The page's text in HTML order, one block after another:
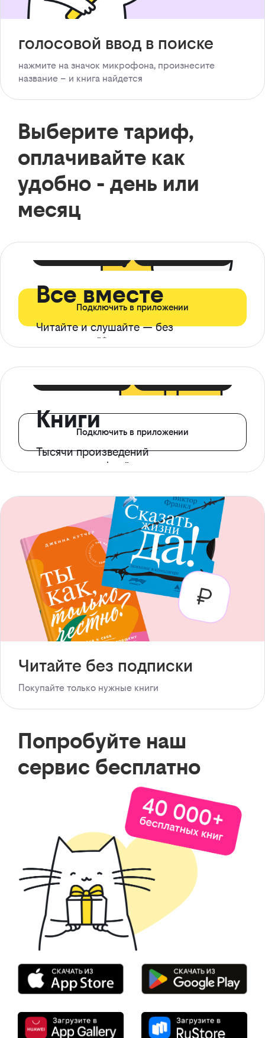
голосовой ввод в поиске
нажмите на значок микрофона, произнесите
название – и книга найдется
Выберите тариф,
оплачивайте как
удобно - день или
месяц
Все вместе
Читайте и слушайте — без
ограничений*
Подключить в приложении
Книги
Тысячи произведений
с доступом офлайн
Подключить в приложении
Читайте без подписки
Покупайте только нужные книги
Попробуйте наш
сервис бесплатно